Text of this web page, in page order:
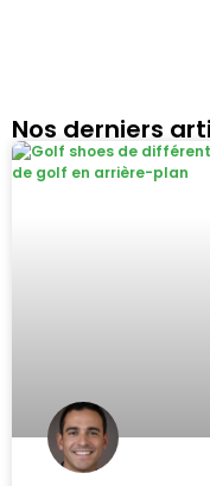
Nos derniers